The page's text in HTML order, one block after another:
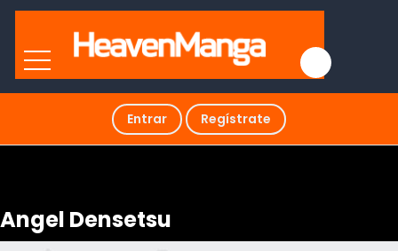
Entrar Regístrate
Angel Densetsu